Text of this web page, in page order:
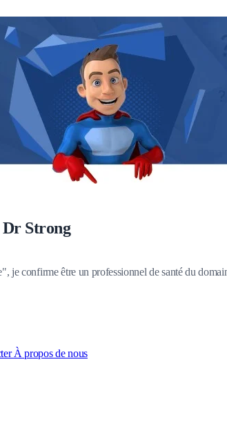
Dr Strong
je confirme être un professionnel de santé du
À propos de nous